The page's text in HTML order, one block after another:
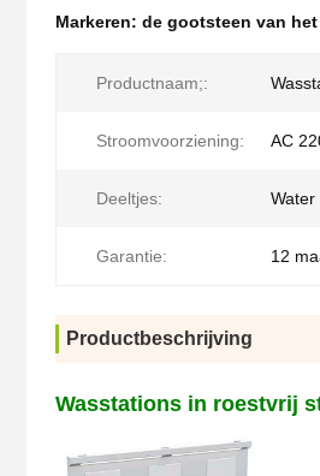
Markeren: de gootsteen van
Productnaam;:
Stroomvoorziening: AC
Deeltjes: Water
Garantie: 12
Productbeschrijving
Wasstations in roestvrij